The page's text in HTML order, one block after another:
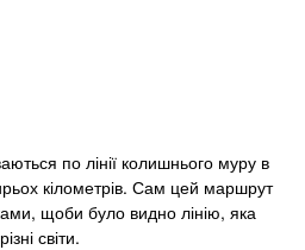
по лінії колишнього муру в
кілометрів. Сам цей маршрут
щоби було видно лінію, яка
світи.